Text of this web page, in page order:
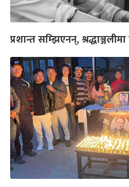
प्रशान्त सम्झिएनन्,